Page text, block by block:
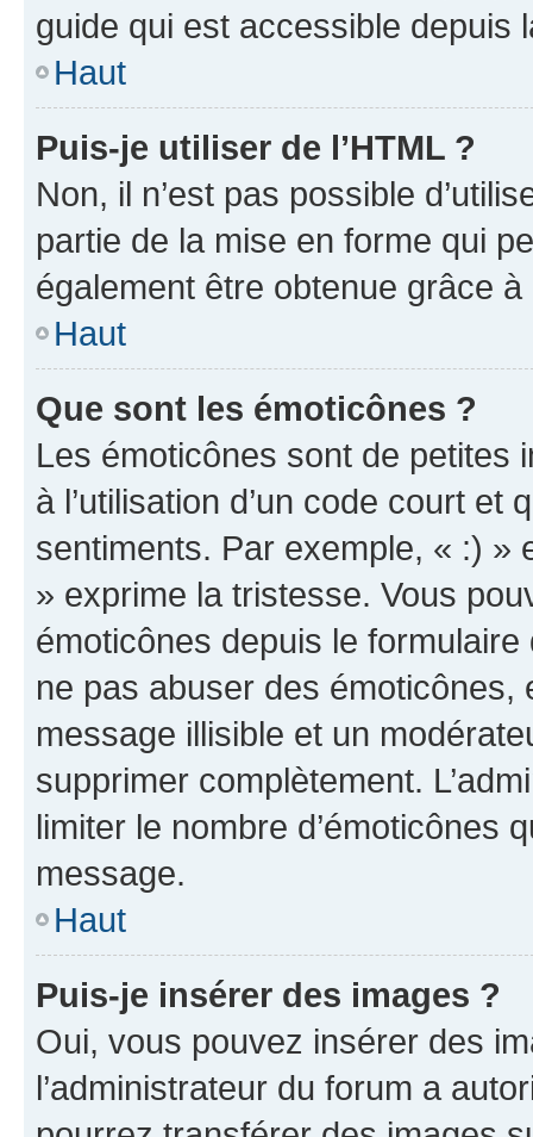
guide qui est accessible depuis
Haut
Puis-je utiliser de l’HTML ?
Non, il n’est pas possible
partie de la mise en forme qui
également être obtenue grâce à
Haut
Que sont les émoticônes ?
Les émoticônes sont de petites
à l’utilisation d’un code court et
sentiments. Par exemple, « :) »
» exprime la tristesse. Vous
émoticônes depuis le
ne pas abuser des
message illisible et un
supprimer complètement.
limiter le nombre d’émoticônes
message.
Haut
Puis-je insérer des images ?
Oui, vous pouvez insérer des
l’administrateur du forum a